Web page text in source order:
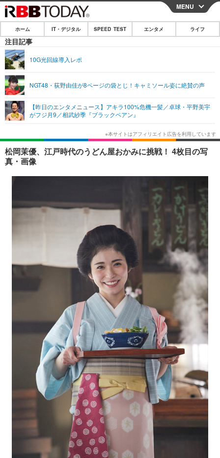
CLOSE
ホーム
IT・デジタル
ショッピング その他
SPEED TEST
エンタメ
エンタメTOP
韓国・芸能
音楽 スポーツ
その他
ライフ
ライフTOP グルメ
ペット ショッピング
その他
リリース一覧
プッシュ通知の停止方法
MENU
ホーム IT・デジタル SPEED TEST エンタメ ライフ
注目記事
10G光回線導入レポ
NGT48・荻野由佳が8ページの袋とじ！キャミソール姿に絶賛の声
【昨日のエンタメニュース】アキラ100%危機一髪／卓球・平野美宇
がフジ月9／相武紗季『ブラックペアン』
松岡茉優、江戸時代のうどん屋おかみに挑戦！ 4枚目の写
真・画像